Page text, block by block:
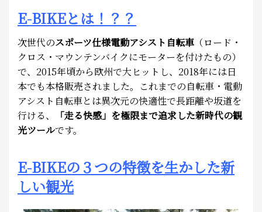
E-BIKEとは！？？
次世代のスポーツ仕様電動アシスト自転車 （ロード・
クロス・マウンテンバイクにモーターを付けたもの）
で、2015年頃から欧州で大ヒットし、2018年には日
本でも本格販売されました。これまでの自転車・電動
アシスト自転車とは異次元の快適性で長距離や坂道を
行ける、
「走る快感」を極限まで追求した新時代の観
光ツールです。
E-BIKEの３つの特徴を生かした新
しい観光